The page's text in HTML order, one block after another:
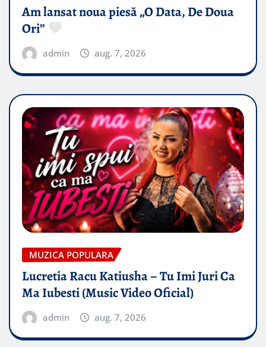
Am lansat noua piesă „O Data, De Doua
Ori”
admin aug. 7, 2026
MUZICA POPULARA
Lucretia Racu Katiusha – Tu Imi Juri Ca
Ma Iubesti (Music Video Oficial)
admin aug. 7, 2026